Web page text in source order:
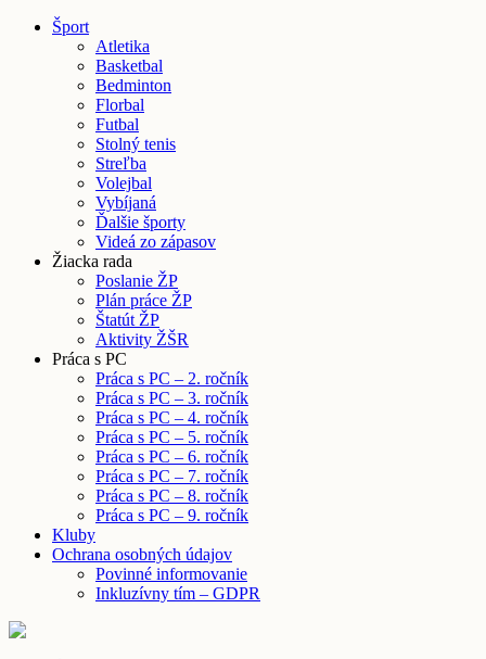
Šport
Atletika
Basketbal
Bedminton
Florbal
Futbal
Stolný tenis
Streľba
Volejbal
Vybíjaná
Ďalšie športy
Videá zo zápasov
Žiacka rada
Poslanie ŽP
Plán práce ŽP
Štatút ŽP
Aktivity ŽŠR
Práca s PC
Práca s PC – 2. ročník
Práca s PC – 3. ročník
Práca s PC – 4. ročník
Práca s PC – 5. ročník
Práca s PC – 6. ročník
Práca s PC – 7. ročník
Práca s PC – 8. ročník
Práca s PC – 9. ročník
Kluby
Ochrana osobných údajov
Povinné informovanie
Inkluzívny tím – GDPR